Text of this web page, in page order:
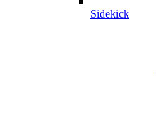
Sidekick